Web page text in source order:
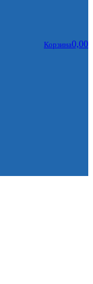
Корзина0,00